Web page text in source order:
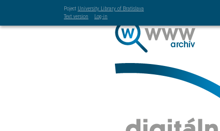
Poject University Library of Bratislava
Text version
Log-in